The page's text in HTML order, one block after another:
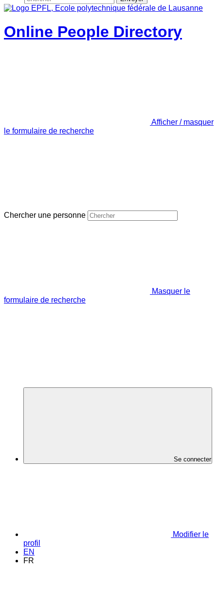
Online People Directory
Afficher / masquer
le formulaire de recherche
Chercher une personne
Masquer le
formulaire de recherche
Se connecter
Modifier le
profil
EN
FR